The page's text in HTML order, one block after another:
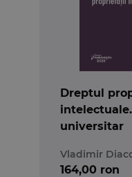
Dreptul
universitar
Vladimir
164,00 ron